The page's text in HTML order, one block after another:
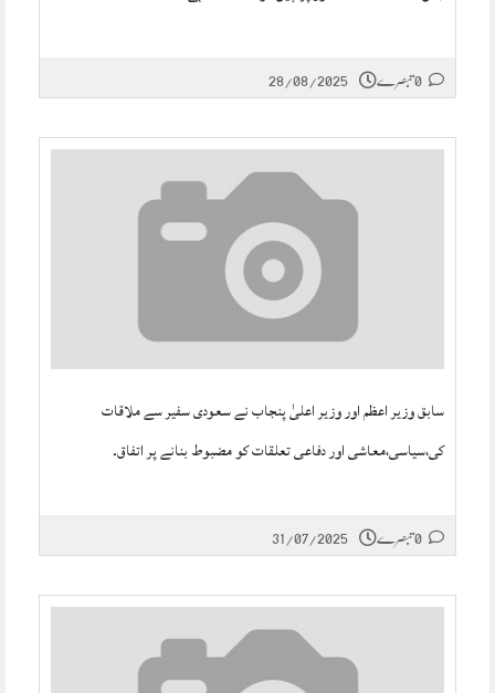
28/08/2025
سابق وزیر اعظم اور وزیر اعلیٰ پنجاب نے سعودی سفیر سے ملاقات
کی،سیاسی،معاشی اور دفاعی تعلقات کو مضبوط بنانے پر اتفاق۔
31/07/2025